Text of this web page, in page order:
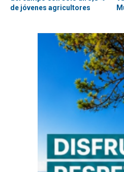
de jóvenes agricultores